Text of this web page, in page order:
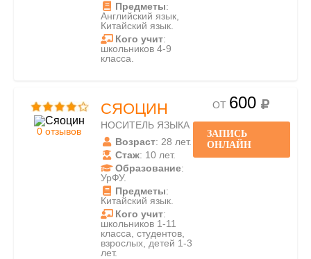
Предметы:
Английский язык,
Китайский язык.
Кого учит:
школьников 4-9
класса.
0 отзывов
СЯОЦИН
НОСИТЕЛЬ ЯЗЫКА
Возраст: 28 лет.
Стаж: 10 лет.
Образование:
УрФУ.
Предметы:
Китайский язык.
Кого учит:
школьников 1-11
класса, студентов,
взрослых, детей 1-3
лет.
ОТ 600
ЗАПИСЬ
ОНЛАЙН